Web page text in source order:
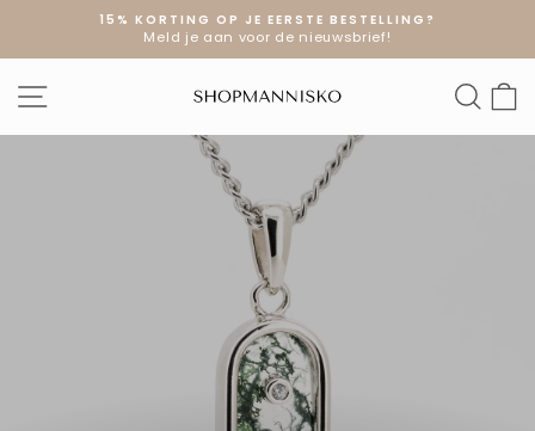
artikel
Diavoorstelling
15% KORTING OP JE EERSTE BESTELLING?
Meld je aan voor de nieuwsbrief!
SITE NAVIGATIE